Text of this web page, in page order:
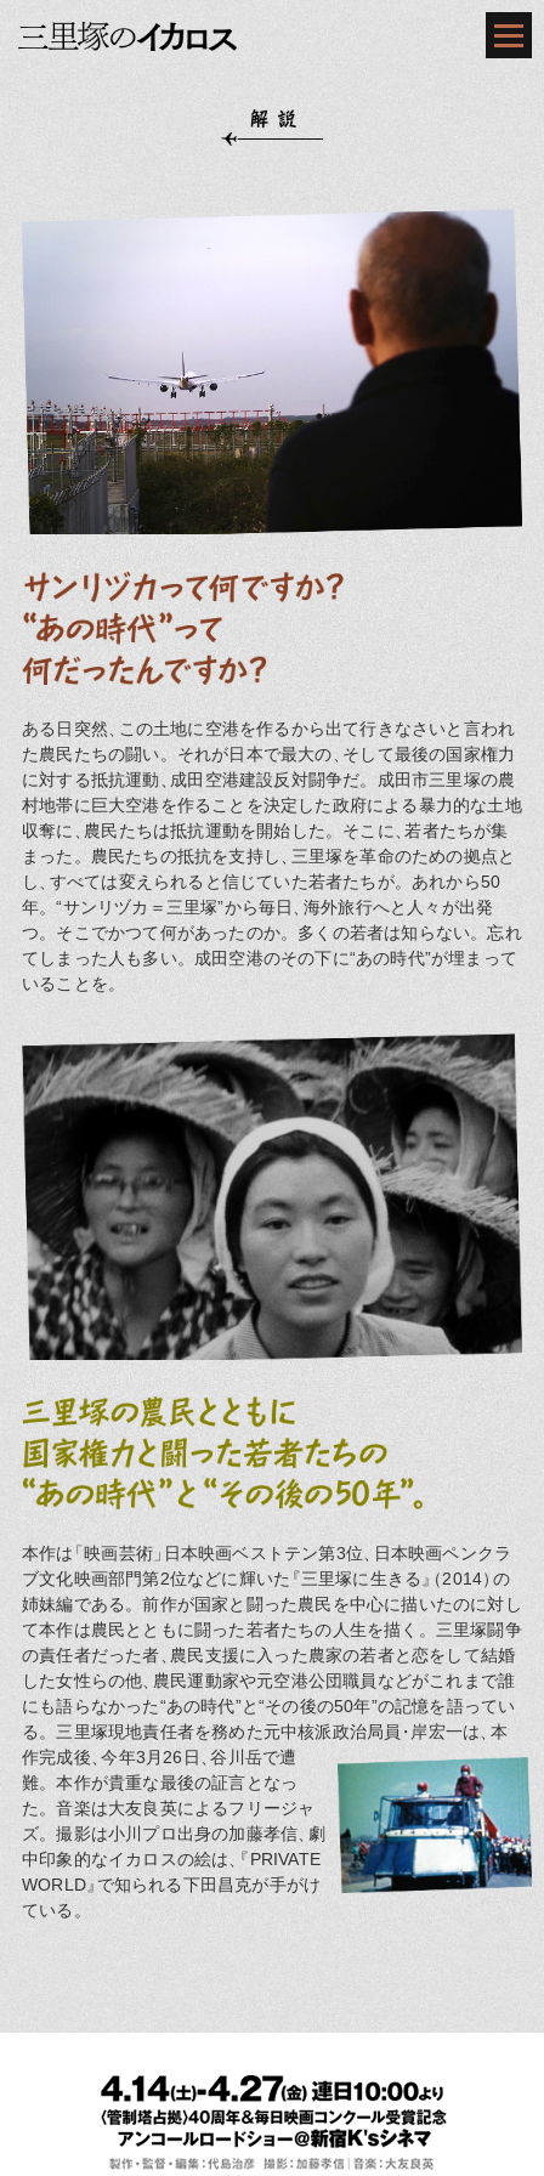
ある日突然 、この土地に空港を作るから出て行きなさいと言われ
た農民たちの闘い。それが日本で最大の 、そして最後の国家権力
に対する抵抗運動 、成田空港建設反対闘争だ。成田市三里塚の農
村地帯に巨大空港を作ることを決定した政府による暴力的な土地
収奪に
、農民たちは抵抗運動を開始した。そこに 、
若者たちが集
まった。農民たちの抵抗を支持し
、三里塚を革命のための拠点と
し
、
すべては変えられると信じていた若者たちが。あれから50
年。“サンリヅカ＝三里塚”から毎日
、
海外旅行へと人々が出発
つ。そこでかつて何があったのか。多くの若者は知らない。忘れ
てしまった人も多い。成田空港のその下に“あの時代”が埋まって
いることを。
本作は「映画芸術」日本映画ベストテン第3位、日本映画ペンクラ
ブ文化映画部門第2位などに輝いた『三里塚に生きる』
（2014）の
姉妹編である。前作が国家と闘った農民を中心に描いたのに対し
て本作は農民とともに闘った若者たちの人生を描く。三里塚闘争
の責任者だった者、農民支援に入った農家の若者と恋をして結婚
した女性らの他、農民運動家や元空港公団職員などがこれまで誰
にも語らなかった“あの時代”と“その後の50年”の記憶を語ってい
る。三里塚現地責任者を務めた元中核派政治局員・岸宏一は、本
作完成後、今年3月26日、谷川岳で遭
難。本作が貴重な最後の証言となっ
た。音楽は大友良英によるフリージャ
ズ。撮影は小川プロ出身の加藤孝信、劇
中印象的なイカロスの絵は、『PRIVATE
WORLD』で知られる下田昌克が手がけ
ている。